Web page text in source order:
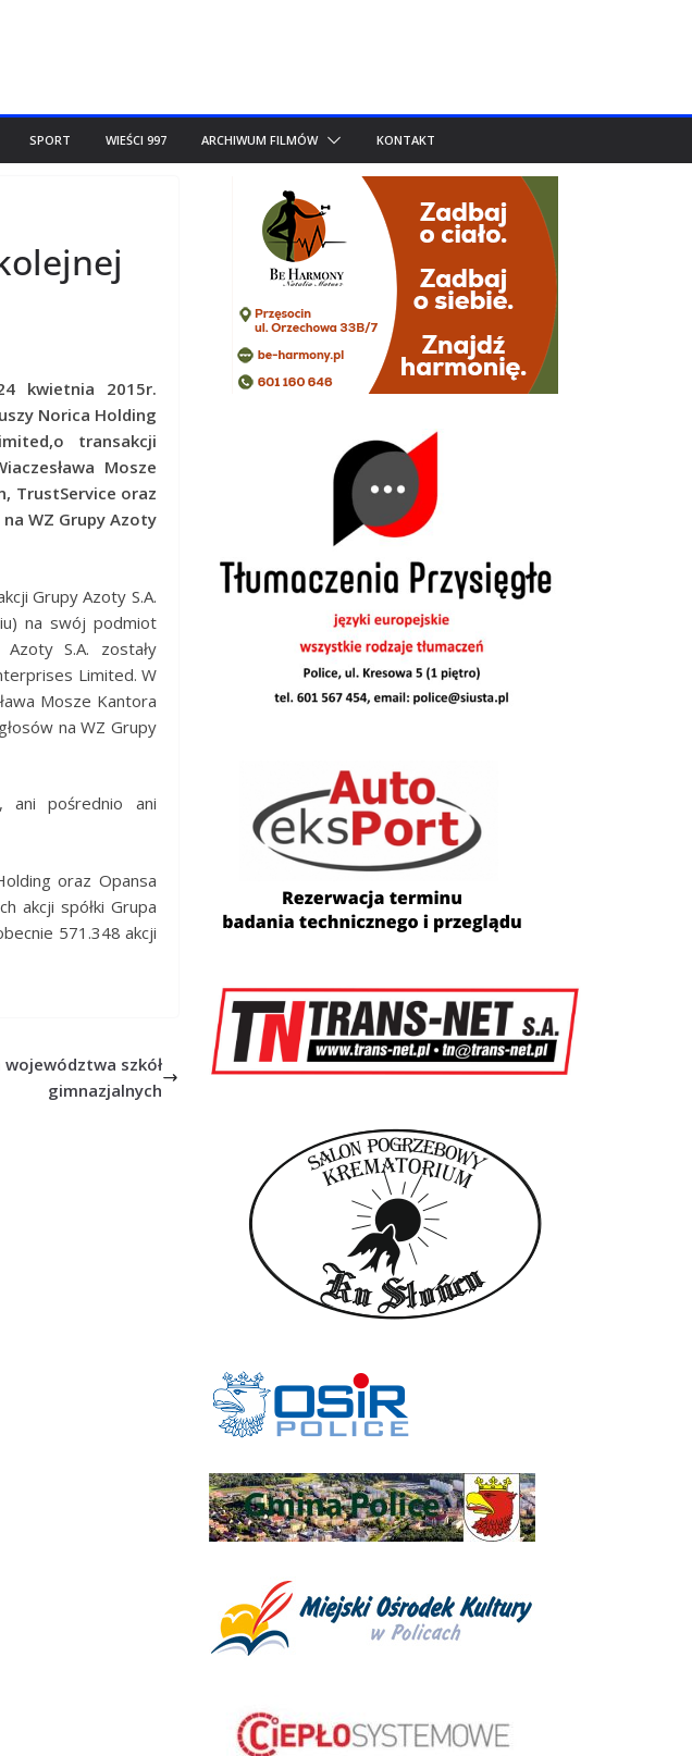
SPORT WIEŚCI 997 ARCHIWUM FILMÓW KONTAKT
kwietnia 2015r.
Norica Holding
transakcji
Mosze
TrustService oraz
WZ Grupy Azoty
Grupy Azoty S.A.
na swój podmiot
S.A. zostały
Limited. W
Mosze Kantora
na WZ Grupy
ani pośrednio ani
oraz Opansa
akcji spółki Grupa
571.348 akcji
szkół
gimnazjalnych